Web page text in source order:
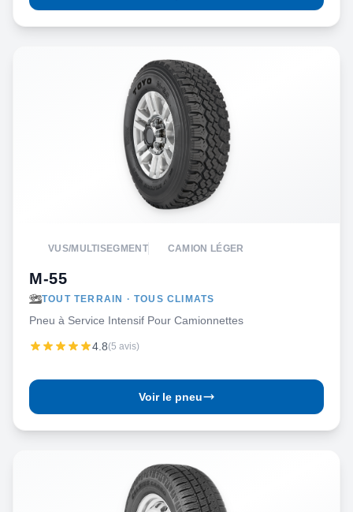
VUS/MULTISEGMENT CAMION LÉGER
M-55
TOUT TERRAIN · TOUS CLIMATS
Pneu à Service Intensif Pour Camionnettes
4.8(5 avis)
Voir le pneu